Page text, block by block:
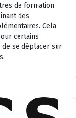
de formation
des
Cela
certains
de se déplacer sur